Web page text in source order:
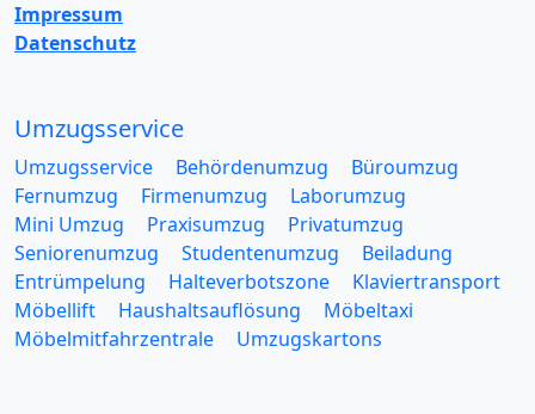
Impressum
Datenschutz
Umzugsservice
Umzugsservice Behördenumzug
Büroumzug
Fernumzug
Firmenumzug
Laborumzug
Mini Umzug
Praxisumzug
Privatumzug
Seniorenumzug
Studentenumzug
Beiladung
Entrümpelung
Halteverbotszone
Klaviertransport
Möbellift
Haushaltsauflösung
Möbeltaxi
Möbelmitfahrzentrale
Umzugskartons